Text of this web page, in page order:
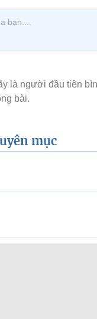
mục